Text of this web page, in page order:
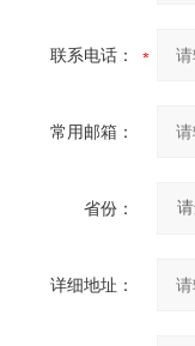
联系电话：
常用邮箱：
省份：
详细地址：